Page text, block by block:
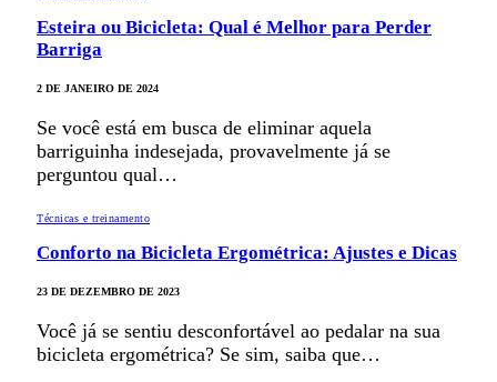
Esteira ou Bicicleta: Qual é Melhor para Perder
Barriga
2 DE JANEIRO DE 2024
Se você está em busca de eliminar aquela
barriguinha indesejada, provavelmente já se
perguntou qual…
Técnicas e treinamento
Conforto na Bicicleta Ergométrica: Ajustes e Dicas
23 DE DEZEMBRO DE 2023
Você já se sentiu desconfortável ao pedalar na sua
bicicleta ergométrica? Se sim, saiba que…